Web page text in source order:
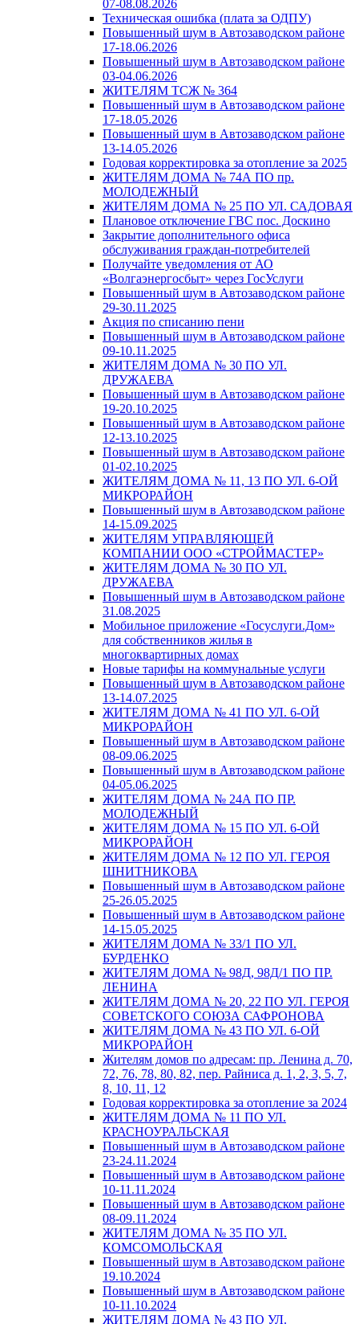
07-08.08.2026
Техническая ошибка (плата за ОДПУ)
Повышенный шум в Автозаводском районе
17-18.06.2026
Повышенный шум в Автозаводском районе
03-04.06.2026
ЖИТЕЛЯМ ТСЖ № 364
Повышенный шум в Автозаводском районе
17-18.05.2026
Повышенный шум в Автозаводском районе
13-14.05.2026
Годовая корректировка за отопление за 2025
ЖИТЕЛЯМ ДОМА № 74А ПО пр.
МОЛОДЕЖНЫЙ
ЖИТЕЛЯМ ДОМА № 25 ПО УЛ. САДОВАЯ
Плановое отключение ГВС пос. Доскино
Закрытие дополнительного офиса
обслуживания граждан-потребителей
Получайте уведомления от АО
«Волгаэнергосбыт» через ГосУслуги
Повышенный шум в Автозаводском районе
29-30.11.2025
Акция по списанию пени
Повышенный шум в Автозаводском районе
09-10.11.2025
ЖИТЕЛЯМ ДОМА № 30 ПО УЛ.
ДРУЖАЕВА
Повышенный шум в Автозаводском районе
19-20.10.2025
Повышенный шум в Автозаводском районе
12-13.10.2025
Повышенный шум в Автозаводском районе
01-02.10.2025
ЖИТЕЛЯМ ДОМА № 11, 13 ПО УЛ. 6-ОЙ
МИКРОРАЙОН
Повышенный шум в Автозаводском районе
14-15.09.2025
ЖИТЕЛЯМ УПРАВЛЯЮЩЕЙ
КОМПАНИИ ООО «СТРОЙМАСТЕР»
ЖИТЕЛЯМ ДОМА № 30 ПО УЛ.
ДРУЖАЕВА
Повышенный шум в Автозаводском районе
31.08.2025
Мобильное приложение «Госуслуги.Дом»
для собственников жилья в
многоквартирных домах
Новые тарифы на коммунальные услуги
Повышенный шум в Автозаводском районе
13-14.07.2025
ЖИТЕЛЯМ ДОМА № 41 ПО УЛ. 6-ОЙ
МИКРОРАЙОН
Повышенный шум в Автозаводском районе
08-09.06.2025
Повышенный шум в Автозаводском районе
04-05.06.2025
ЖИТЕЛЯМ ДОМА № 24А ПО ПР.
МОЛОДЕЖНЫЙ
ЖИТЕЛЯМ ДОМА № 15 ПО УЛ. 6-ОЙ
МИКРОРАЙОН
ЖИТЕЛЯМ ДОМА № 12 ПО УЛ. ГЕРОЯ
ШНИТНИКОВА
Повышенный шум в Автозаводском районе
25-26.05.2025
Повышенный шум в Автозаводском районе
14-15.05.2025
ЖИТЕЛЯМ ДОМА № 33/1 ПО УЛ.
БУРДЕНКО
ЖИТЕЛЯМ ДОМА № 98Д, 98Д/1 ПО ПР.
ЛЕНИНА
ЖИТЕЛЯМ ДОМА № 20, 22 ПО УЛ. ГЕРОЯ
СОВЕТСКОГО СОЮЗА САФРОНОВА
ЖИТЕЛЯМ ДОМА № 43 ПО УЛ. 6-ОЙ
МИКРОРАЙОН
Жителям домов по адресам: пр. Ленина д. 70,
72, 76, 78, 80, 82, пер. Райниса д. 1, 2, 3, 5, 7,
8, 10, 11, 12
Годовая корректировка за отопление за 2024
ЖИТЕЛЯМ ДОМА № 11 ПО УЛ.
КРАСНОУРАЛЬСКАЯ
Повышенный шум в Автозаводском районе
23-24.11.2024
Повышенный шум в Автозаводском районе
10-11.11.2024
Повышенный шум в Автозаводском районе
08-09.11.2024
ЖИТЕЛЯМ ДОМА № 35 ПО УЛ.
КОМСОМОЛЬСКАЯ
Повышенный шум в Автозаводском районе
19.10.2024
Повышенный шум в Автозаводском районе
10-11.10.2024
ЖИТЕЛЯМ ДОМА № 43 ПО УЛ.